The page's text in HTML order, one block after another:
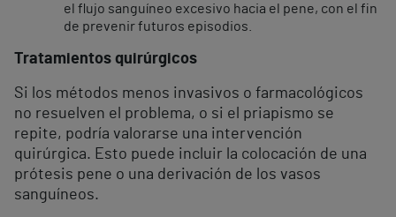
el flujo sanguíneo excesivo hacia el pene, con el fin
de prevenir futuros episodios.
Tratamientos quirúrgicos
Si los métodos menos invasivos o farmacológicos
no resuelven el problema, o si el priapismo se
repite, podría valorarse una intervención
quirúrgica. Esto puede incluir la colocación de una
prótesis pene o una derivación de los vasos
sanguíneos.